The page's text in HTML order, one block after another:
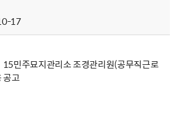
17
민주묘지관리소 조경관리원(공무직근로
공고